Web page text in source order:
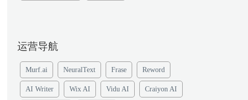
运营导航
Murf.ai NeuralText Frase Reword
AI Writer Wix AI Vidu AI Craiyon AI